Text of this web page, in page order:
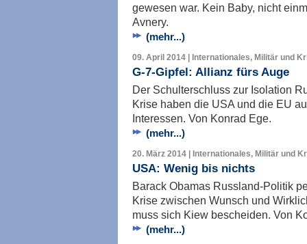
gewesen war. Kein Baby, nicht
Avnery.
(mehr...)
09. April 2014 | Internationales, Militär und
G-7-Gipfel: Allianz fürs Auge
Der Schulterschluss zur Isolation
Krise haben die USA und die EU
Interessen. Von Konrad Ege.
(mehr...)
20. März 2014 | Internationales, Militär und
USA: Wenig bis nichts
Barack Obamas Russland-Politik
Krise zwischen Wunsch und
muss sich Kiew bescheiden. Von
(mehr...)